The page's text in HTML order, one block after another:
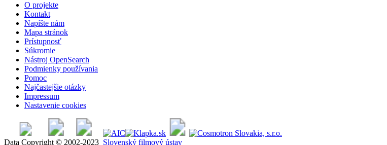
O projekte
Kontakt
Napíšte nám
Mapa stránok
Prístupnosť
Súkromie
Nástroj OpenSearch
Podmienky používania
Pomoc
Najčastejšie otázky
Impressum
Nastavenie cookies
Data Copyright © 2002-2023 Slovenský filmový ústav